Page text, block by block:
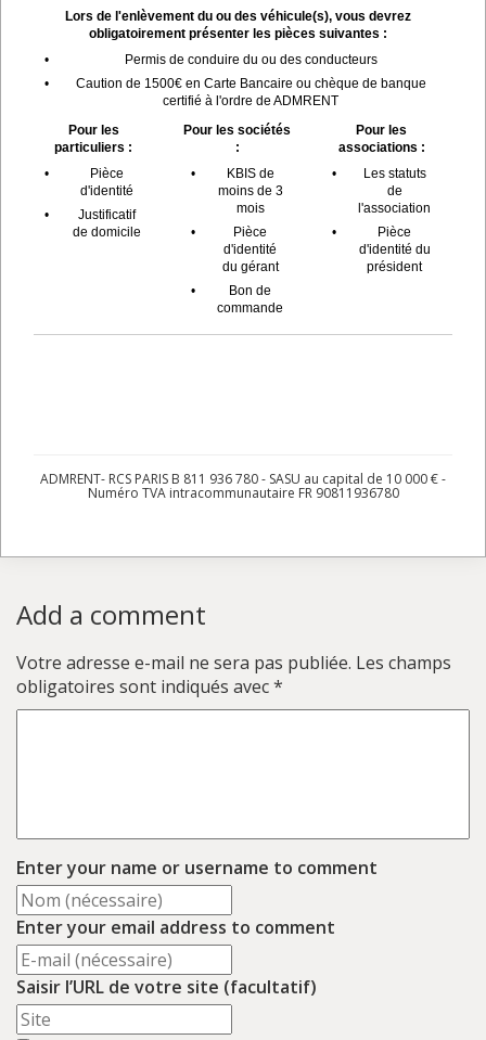
Lors de l'enlèvement du ou des véhicule(s), vous devrez
obligatoirement présenter les pièces suivantes :
•
Permis de conduire du ou des conducteurs
•
Caution de 1500€ en Carte Bancaire ou chèque de banque
certifié à l'ordre de ADMRENT
Pour les
particuliers :
•
Pièce
d'identité
•
Justificatif
de domicile
Pour les sociétés
:
•
KBIS de
moins de 3
mois
•
Pièce
d'identité
du gérant
•
Bon de
commande
Pour les
associations :
•
Les statuts
de
l'association
•
Pièce
d'identité du
président
ADMRENT- RCS PARIS B 811 936 780 - SASU au capital de 10 000 € -
Numéro TVA intracommunautaire FR 90811936780
Add a comment
Votre adresse e-mail ne sera pas publiée. Les champs
obligatoires sont indiqués avec*
Enter your name or username to comment
Enter your email address to comment
Saisir l’URL de votre site (facultatif)